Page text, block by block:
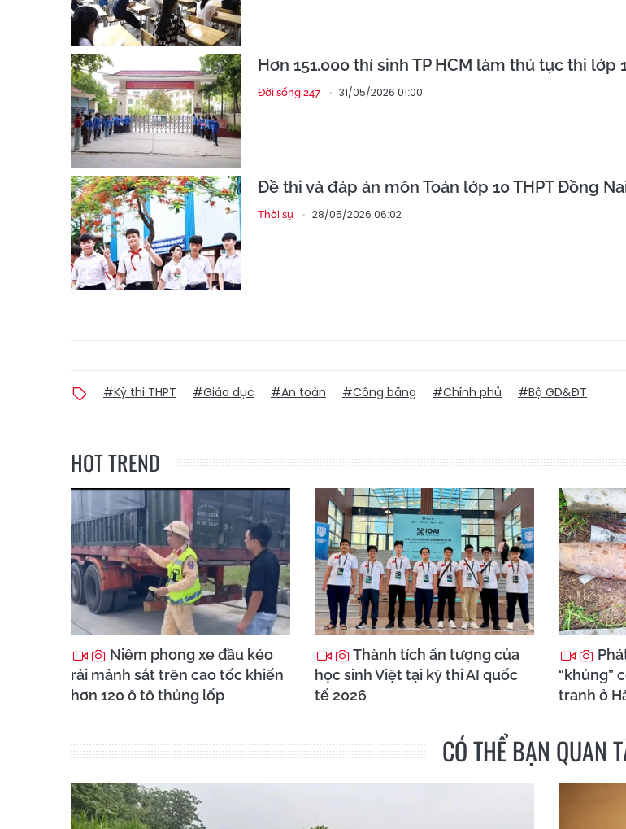
Hơn 151.000 thí sinh TP HCM làm thủ tục thi lớp
Đời sống 247 31/05/2026 01:00
Đề thi và đáp án môn Toán lớp 10 THPT Đồng
Thời sự 28/05/2026 06:02
#Kỳ thi THPT #Giáo dục #An toàn #Công bằng #Chính phủ #Bộ GD&ĐT
HOT TREND
Niêm phong xe đầu kéo
rải mảnh sắt trên cao tốc khiến
hơn 120 ô tô thủng lốp
Thành tích ấn tượng của
học sinh Việt tại kỳ thi AI quốc
tế 2026
“khủng”
tranh ở
CÓ THỂ BẠN QUAN